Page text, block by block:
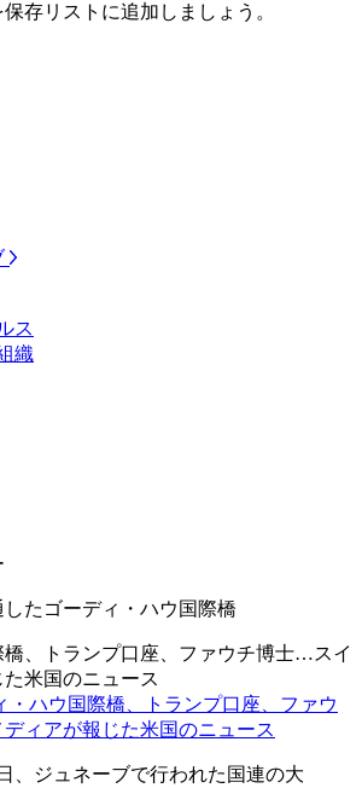
存リストに追加しましょう。
ス
織
橋、トランプ口座、ファウチ博士…スイ
米国のニュース
・ハウ国際橋、トランプ口座、ファウ
ィアが報じた米国のニュース